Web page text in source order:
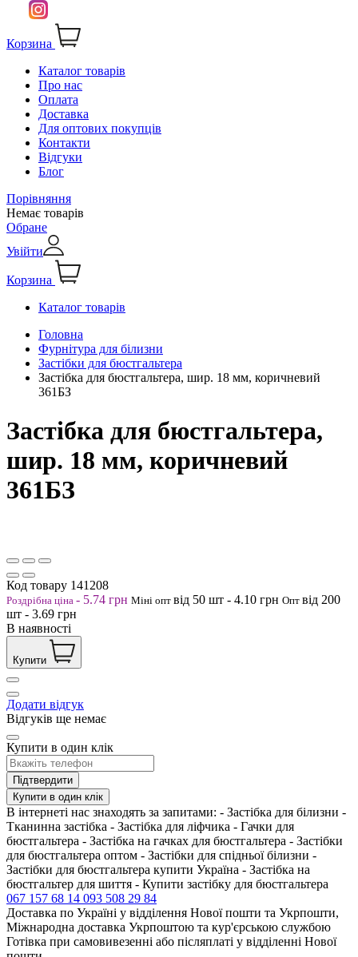
Корзина
Каталог товарів
Про нас
Оплата
Доставка
Для оптових покупців
Контакти
Відгуки
Блог
Порівняння
Немає товарів
Обране
Увійти
Корзина
Каталог товарів
Головна
Фурнітура для білизни
Застібки для бюстгальтера
Застібка для бюстгальтера, шир. 18 мм, коричневий
361БЗ
Застібка для бюстгальтера,
шир. 18 мм, коричневий
361БЗ
Код товару 141208
Роздрібна ціна - 5.74 грн Міні опт від 50 шт - 4.10 грн Опт від 200
шт - 3.69 грн
В наявності
Купити
Додати відгук
Відгуків ще немає
Купити в один клік
Підтвердити
Купити в один клік
В інтернеті нас знаходять за запитами: - Застібка для білизни -
Тканинна застібка - Застібка для ліфчика - Гачки для
бюстгальтера - Застібка на гачках для бюстгальтера - Застібки
для бюстгальтера оптом - Застібки для спідньої білизни -
Застібки для бюстгальтера купити Україна - Застібка на
бюстгальтер для шиття - Купити застібку для бюстгальтера
067 157 68 14 093 508 29 84
Доставка по Україні у відділення Нової пошти та Укрпошти,
Міжнародна доставка Укрпоштою та кур'єрською службою
Готівка при самовивезенні або післяплаті у відділенні Нової